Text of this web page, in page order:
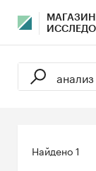
МАГАЗИН
Найдено1